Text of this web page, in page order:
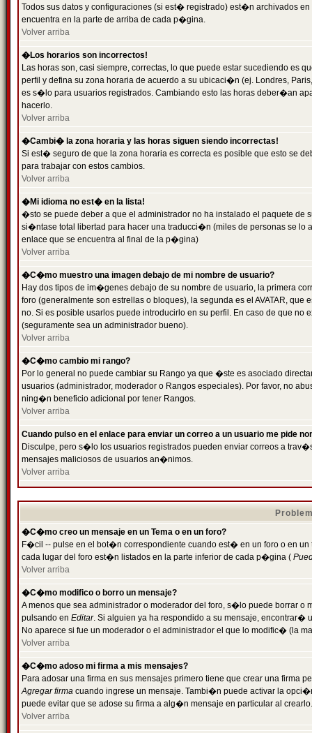
Todos sus datos y configuraciones (si est� registrado) est�n archivados
encuentra en la parte de arriba de cada p�gina.
Volver arriba
�Los horarios son incorrectos!
Las horas son, casi siempre, correctas, lo que puede estar sucediendo es
perfil y defina su zona horaria de acuerdo a su ubicaci�n (ej. Londres,
es s�lo para usuarios registrados. Cambiando esto las horas deber�an
hacerlo.
Volver arriba
�Cambi� la zona horaria y las horas siguen siendo incorrectas!
Si est� seguro de que la zona horaria es correcta es posible que esto se
para trabajar con estos cambios.
Volver arriba
�Mi idioma no est� en la lista!
�sto se puede deber a que el administrador no ha instalado el paquete
si�ntase total libertad para hacer una traducci�n (miles de personas se
enlace que se encuentra al final de la p�gina)
Volver arriba
�C�mo muestro una imagen debajo de mi nombre de usuario?
Hay dos tipos de im�genes debajo de su nombre de usuario, la primera
foro (generalmente son estrellas o bloques), la segunda es el AVATAR,
no. Si es posible usarlos puede introducirlo en su perfil. En caso de que
(seguramente sea un administrador bueno).
Volver arriba
�C�mo cambio mi rango?
Por lo general no puede cambiar su Rango ya que �ste es asociado
usuarios (administrador, moderador o Rangos especiales). Por favor, no
ning�n beneficio adicional por tener Rangos.
Volver arriba
Cuando pulso en el enlace para enviar un correo a un usuario me pide
Disculpe, pero s�lo los usuarios registrados pueden enviar correos a
mensajes maliciosos de usuarios an�nimos.
Volver arriba
�C�mo creo un mensaje en un Tema o en un foro?
F�cil -- pulse en el bot�n correspondiente cuando est� en un foro o en
cada lugar del foro est�n listados en la parte inferior de cada p�gina (
Volver arriba
�C�mo modifico o borro un mensaje?
A menos que sea administrador o moderador del foro, s�lo puede borrar o
pulsando en Editar. Si alguien ya ha respondido a su mensaje, encontrar�
No aparece si fue un moderador o el administrador el que lo modific� (la
Volver arriba
�C�mo adoso mi firma a mis mensajes?
Para adosar una firma en sus mensajes primero tiene que crear una firma
Agregar firma cuando ingrese un mensaje. Tambi�n puede activar la
puede evitar que se adose su firma a alg�n mensaje en particular al crearlo.
Volver arriba